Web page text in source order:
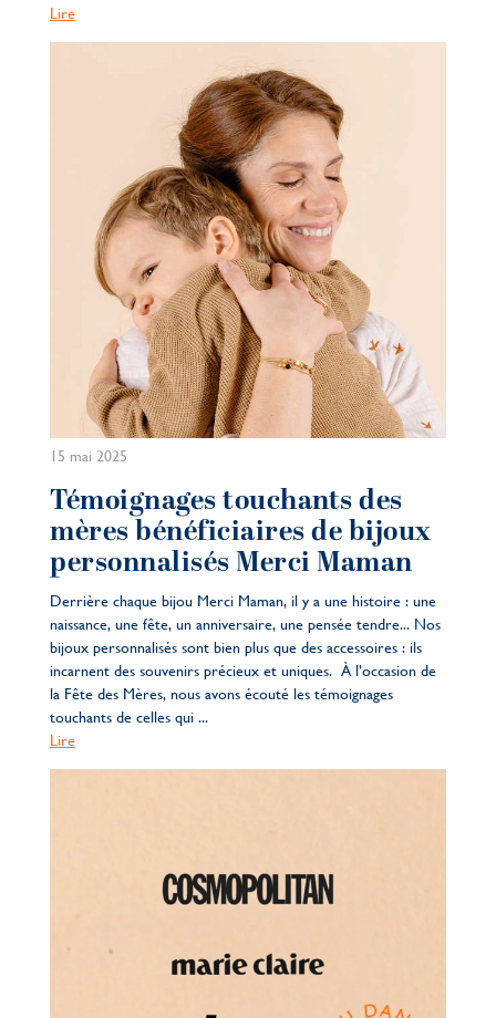
Lire
15 mai 2025
Témoignages touchants des
mères bénéficiaires de bijoux
personnalisés Merci Maman
Derrière chaque bijou Merci Maman, il y a une histoire : une
naissance, une fête, un anniversaire, une pensée tendre... Nos
bijoux personnalisés sont bien plus que des accessoires : ils
incarnent des souvenirs précieux et uniques. À l’occasion de
la Fête des Mères, nous avons écouté les témoignages
touchants de celles qui ...
Lire